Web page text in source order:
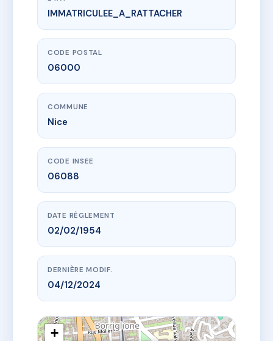
www.vme.plus/AA6027486
RESIDENCE 30 MALAUSSENA
30 av malaussena
IMMATRICULEE_A_RATTACHER
CODE POSTAL
06000
COMMUNE
Nice
CODE INSEE
06088
DATE RÈGLEMENT
02/02/1954
DERNIÈRE MODIF.
04/12/2024
+